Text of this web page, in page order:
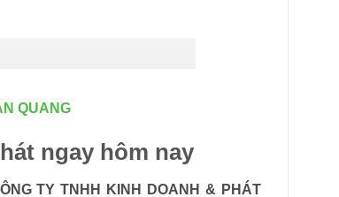
QUANG
ngay hôm nay
TY TNHH KINH DOANH & PHÁT